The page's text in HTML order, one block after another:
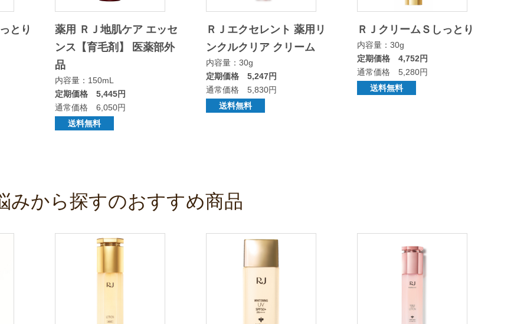
とり
薬用 ＲＪ地肌ケア エッセ
ンス【育毛剤】 医薬部外
品
内容量：150mL
定期価格 5,445円
通常価格 6,050円
送料無料
ＲＪエクセレント 薬用リ
ンクルクリア クリーム
内容量：30g
定期価格 5,247円
通常価格 5,830円
送料無料
ＲＪクリームＳしっとり
内容量：30g
定期価格 4,752円
通常価格 5,280円
送料無料
みから探すのおすすめ商品